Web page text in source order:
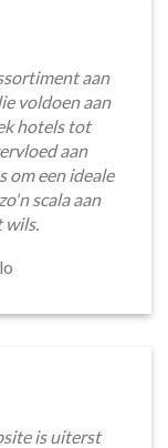
aan
voldoen aan
hotels tot
aan
om een ideale
scala aan
wils.
is uiterst